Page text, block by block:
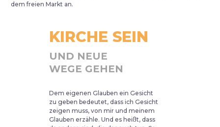
dem freien Markt an.
KIRCHE SEIN
UND NEUE
WEGE GEHEN
Dem eigenen Glauben ein Gesicht
zu geben bedeutet, dass ich Gesicht
zeigen muss, von mir und meinem
Glauben erzähle. Und es heißt, dass